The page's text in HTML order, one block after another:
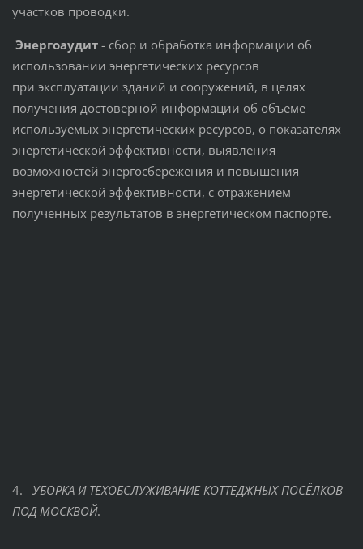
участков проводки.
Энергоаудит- сбор и обработка информации об
использовании энергетических ресурсов
при эксплуатации зданий и сооружений, в целях
получения достоверной информации об объеме
используемых энергетических ресурсов, о показателях
энергетической эффективности, выявления
возможностей энергосбережения и повышения
энергетической эффективности, с отражением
полученных результатов в энергетическом паспорте.
4. УБОРКА И ТЕХОБСЛУЖИВАНИЕ КОТТЕДЖНЫХ ПОСЁЛКОВ
ПОД МОСКВОЙ.